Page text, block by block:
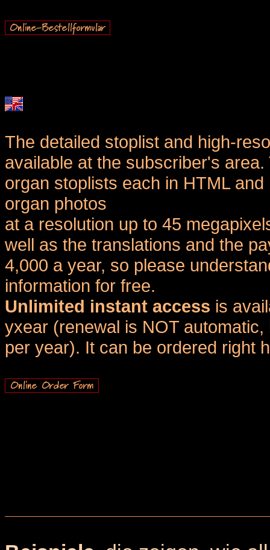
The detailed stoplist and high-
available at the subscriber's
organ stoplists each in HTML
organ photos
at a resolution up to 45
well as the translations and the
4,000 a year, so please
information for free.
Unlimited instant access is
yxear (renewal is NOT
per year). It can be ordered right